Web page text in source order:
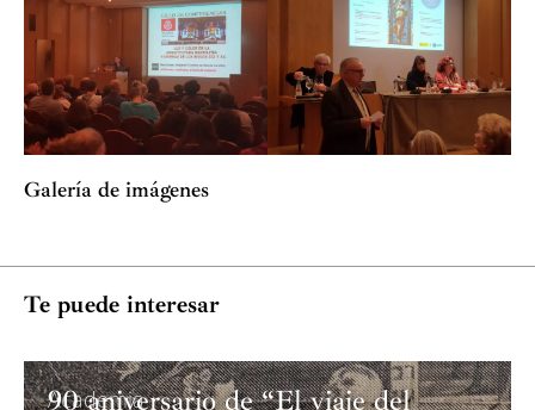
Galería de imágenes
Te puede interesar
Academia
90 aniversario de “El viaje del